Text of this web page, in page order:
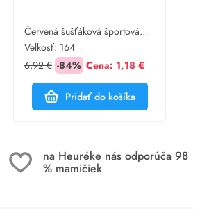
Červená šušťáková športová
bunda
Veľkosť: 164
6,92 € -84% Cena: 1,18 €
Pridať do košíka
na Heuréke nás odporúča 98
% mamičiek